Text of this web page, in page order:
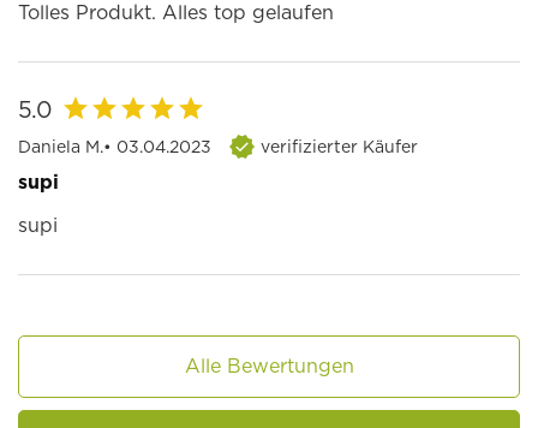
Tolles Produkt. Alles top gelaufen
5.0
Daniela M.• 03.04.2023 verifizierter Käufer
supi
supi
Alle Bewertungen